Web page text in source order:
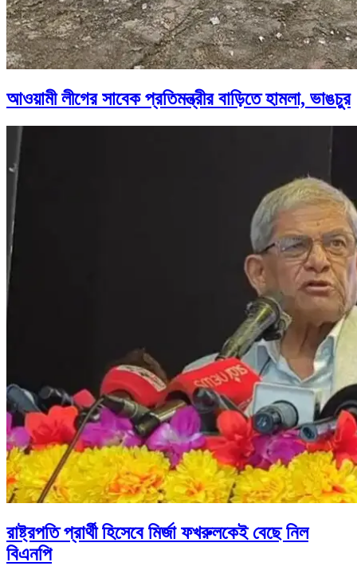
আওয়ামী লীগের সাবেক প্রতিমন্ত্রীর বাড়িতে হামলা, ভাঙচুর
রাষ্ট্রপতি প্রার্থী হিসেবে মির্জা ফখরুলকেই বেছে নিল
বিএনপি